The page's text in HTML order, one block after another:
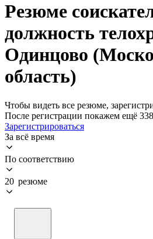
Резюме
должность
Одинцово
область)
Чтобы видеть все резюме,
После регистрации покажем ещё
Зарегистрироваться
За всё время
По соответствию
20 резюме